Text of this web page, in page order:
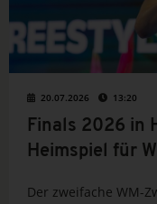
20.07.2026 13:20
Finals 2026 in
Heimspiel für
Der zweifache WM-